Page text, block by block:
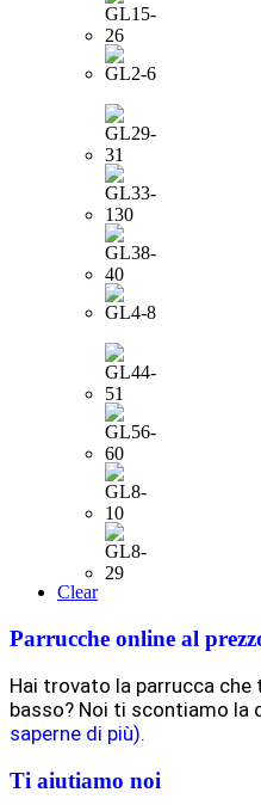
Clear
Parrucche online al
Hai trovato la parrucca che
basso? Noi ti scontiamo la
saperne di più).
Ti aiutiamo noi